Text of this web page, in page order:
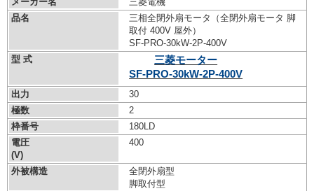
品名
三相全閉外扇モータ（全閉外扇モータ 脚
取付 400V 屋外）
SF-PRO-30kW-2P-400V
型 式
三菱モーター
SF-PRO-30kW-2P-400V
出力
30
極数
2
枠番号
180LD
電圧
(V)
400
外被構造
全閉外扇型
脚取付型